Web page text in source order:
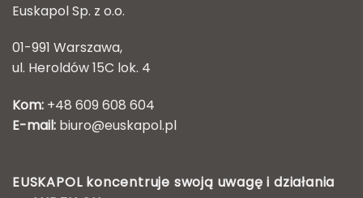
Euskapol Sp. z o.o.
01-991 Warszawa,
ul. Heroldów 15C lok. 4
Kom: +48 609 608 604
E-mail: biuro@euskapol.pl
EUSKAPOL koncentruje swoją uwagę i działania